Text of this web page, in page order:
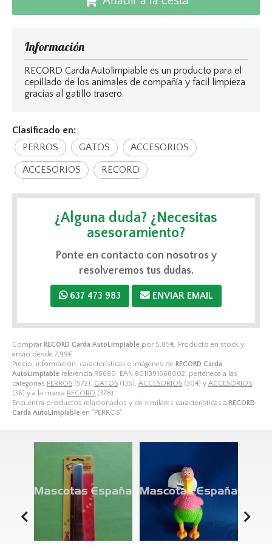
Comprar RECORD Carda AutoLimpiable por 5,85€ . Producto en stock y
envío desde 7,99€
Precio, información, características e imágenes de RECORD Carda
AutoLimpiable referencia R5680, EAN 8011391568002, pertenece a las
categorías PERROS (572), GATOS (135), ACCESORIOS (304) y ACCESORIOS
(36) y a la marca RECORD (378).
Encuentra productos relacionados y de similares características a RECORD
Carda AutoLimpiable en "PERROS".
Información
RECORD Carda Autolimpiable es un producto para el
cepillado de los animales de compañía y facil limpieza
gracias al gatillo trasero.
Clasificado en:
PERROS
GATOS ACCESORIOS
ACCESORIOS RECORD
¿Alguna duda? ¿Necesitas
asesoramiento?
Ponte en contacto con nosotros y
resolveremos tus dudas.
637 473 983 ENVIAR EMAIL